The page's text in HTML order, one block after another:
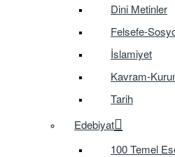
Dini Metinler
Felsefe-
İslamiyet
Kavram-
Tarih
Edebiyat
100 Temel